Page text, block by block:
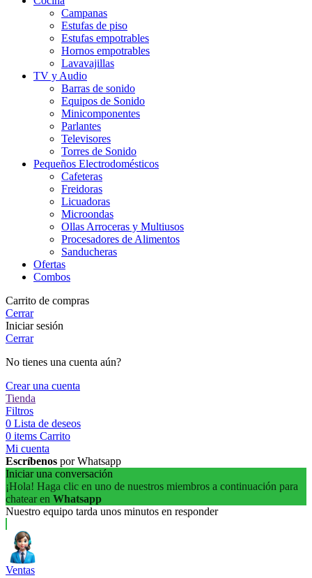
Campanas
Estufas de piso
Estufas empotrables
Hornos empotrables
Lavavajillas
TV y Audio
Barras de sonido
Equipos de Sonido
Minicomponentes
Parlantes
Televisores
Torres de Sonido
Pequeños Electrodomésticos
Cafeteras
Freidoras
Licuadoras
Microondas
Ollas Arroceras y Multiusos
Procesadores de Alimentos
Sanducheras
Ofertas
Combos
Carrito de compras
Cerrar
Iniciar sesión
Cerrar
No tienes una cuenta aún?
Crear una cuenta
Tienda
Filtros
0 Lista de deseos
0 items Carrito
Mi cuenta
Escríbenos por Whatsapp
Iniciar una conversación
¡Hola! Haga clic en uno de nuestros miembros a continuación para
chatear en Whatsapp
Nuestro equipo tarda unos minutos en responder
Ventas